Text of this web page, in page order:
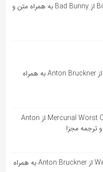
آهنگ اسپانیایی Booker T از Bad Bunny به همراه متن و
آهنگ آلمانی Zerrissen از Anton Bruckner به همراه
آهنگ آلمانی Mercurial Worst Case Band از Anton
آهنگ آلمانی Wer wir sind از Anton Bruckner به همراه